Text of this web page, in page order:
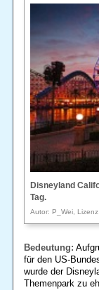
Disneyland
Tag.
Autor: P_Wei,
Bedeutung:
für den US-
wurde der
Themenpark zu